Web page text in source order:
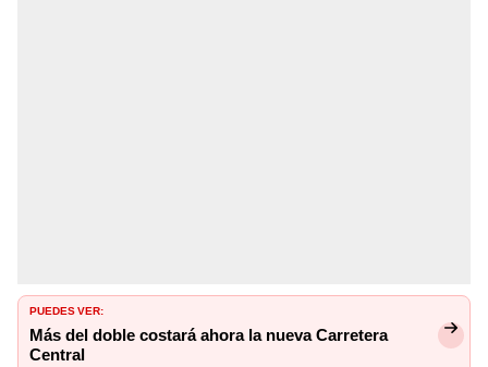
PUEDES VER:
Más del doble costará ahora la nueva Carretera
Central